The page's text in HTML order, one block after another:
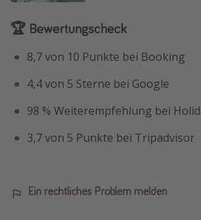
🏆 Bewertungscheck
8,7 von 10 Punkte bei Booking
4,4 von 5 Sterne bei Google
98 % Weiterempfehlung bei
3,7 von 5 Punkte bei Tripadvisor
Ein rechtliches Problem melden